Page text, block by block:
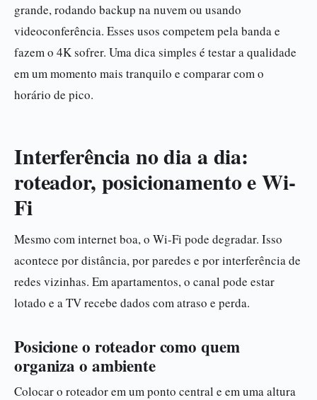
grande, rodando backup na nuvem ou usando
videoconferência. Esses usos competem pela banda e
fazem o 4K sofrer. Uma dica simples é testar a qualidade
em um momento mais tranquilo e comparar com o
horário de pico.
Interferência no dia a dia:
roteador, posicionamento e Wi-
Fi
Mesmo com internet boa, o Wi-Fi pode degradar. Isso
acontece por distância, por paredes e por interferência de
redes vizinhas. Em apartamentos, o canal pode estar
lotado e a TV recebe dados com atraso e perda.
Posicione o roteador como quem
organiza o ambiente
Colocar o roteador em um ponto central e em uma altura